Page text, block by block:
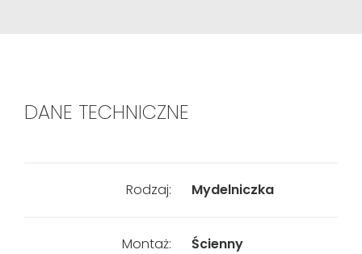
DANE TECHNICZNE
Rodzaj: Mydelniczka
Montaż: Ścienny